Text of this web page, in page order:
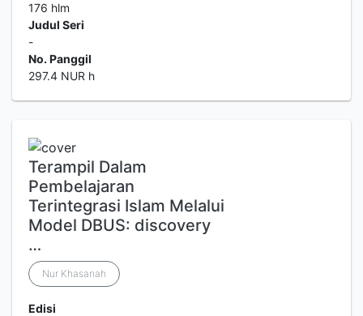
176 hlm
Judul Seri
-
No. Panggil
297.4 NUR h
Terampil Dalam
Pembelajaran
Terintegrasi Islam Melalui
Model DBUS: discovery
…
Nur Khasanah
Edisi